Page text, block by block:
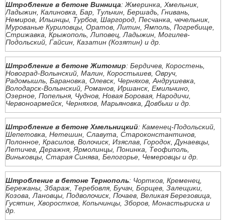
Штробление в бетоне Винница: Жмеринка, Хмельник,
Ладыжин, Калиновка, Бар, Тульчин, Бершадь, Гнивань,
Немиров, Ильинцы, Турбов, Шаргород, Песчанка, чечельник,
Мурованые Куриловцы, Оратов, Литин, Ямполь, Погребище,
Стрижавка, Крыжополь, Липовец, Ладыжин, Могилев-
Подольский, Гайсин, Казатин (Козятин) и др.
Штробление в бетоне Житомир: Бердичев, Коростень,
Новоград-Волынский, Малин, Коростышев, Овруч,
Радомышль, Барановка, Олевск, Черняхов, Андрушевка,
Володарск-Волынский, Романов, Иршанск, Емильчино,
Озерное, Попельня, Чуднов, Новая Боровая, Народичи,
Червоноармейск, Черняхов, Марьяновка, Довбыш и др.
Штробление в бетоне Хмельницкий: Каменец-Подольский,
Шепетовка, Нетешин, Славута, Староконстантинов,
Полонное, Красилов, Волочиск, Изяслав, Городок, Дунаевцы,
Летичев, Деражня, Ярмолинцы, Понинка, Теофиполь,
Виньковцы, Старая Синява, Белогорье, Чемеровцы и др.
Штробление в бетоне Тернополь: Чортков, Кременец,
Бережаны, Збараж, Теребовля, Бучач, Борщев, Залещики,
Козова, Лановцы, Подволочиск, Почаев, Великая Березовица,
Гусятин, Хворостков, Копычинцы, Зборов, Монастыриска и
др.